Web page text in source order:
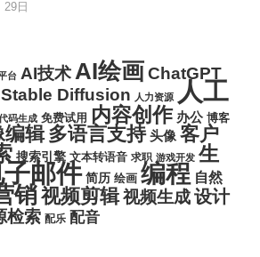
日
台 AI技术AI绘画ChatGPT
Stable Diffusion 人力资源 人工
码生成 免费试用 内容创作 办公 博客
编辑 多语言支持 头像 客户
搜索引擎 文本转语音 求职 游戏开发 生
邮件 简历 绘画 编程 自然
销视频剪辑视频生成设计
检索 配乐 配音